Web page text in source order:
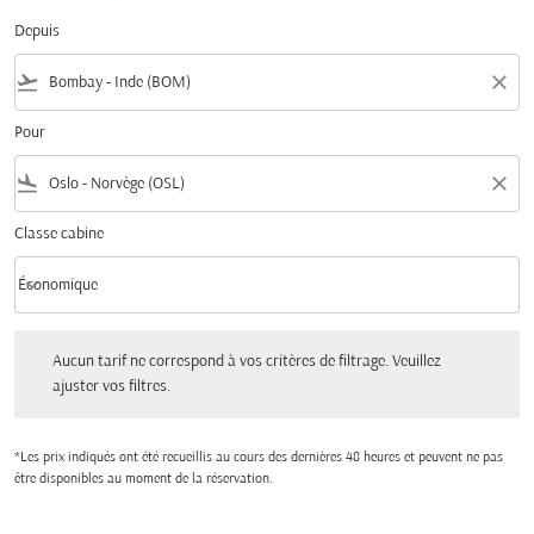
Depuis
flight_takeoff close
Pour
flight_land close
Classe cabine
Classe cabine option Économique Selected
Économique
keyboard_arrow_down
Aucun tarif ne correspond à vos critères de filtrage. Veuillez
ajuster vos filtres.
*Les prix indiqués ont été recueillis au cours des dernières 48 heures et peuvent ne pas
être disponibles au moment de la réservation.